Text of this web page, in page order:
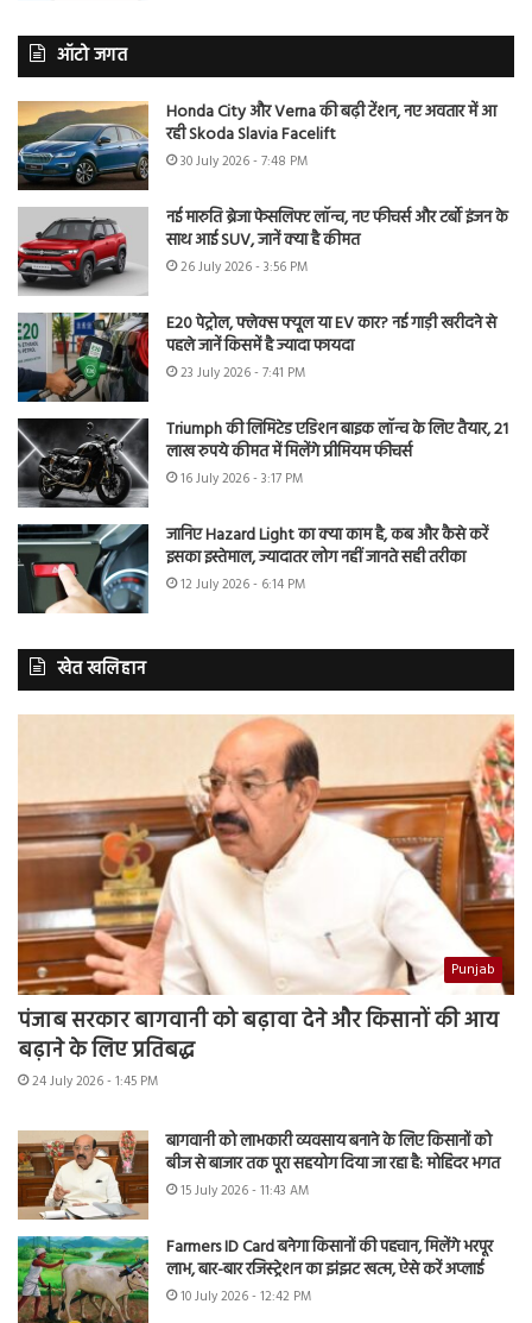
ऑटो जगत
Honda City और Verna की बढ़ी टेंशन, नए अवतार में आ
रही Skoda Slavia Facelift
30 July 2026 - 7:48 PM
नई मारुति ब्रेजा फेसलिफ्ट लॉन्च, नए फीचर्स और टर्बो इंजन के
साथ आई SUV, जानें क्या है कीमत
26 July 2026 - 3:56 PM
E20 पेट्रोल, फ्लेक्स फ्यूल या EV कार? नई गाड़ी खरीदने से
पहले जानें किसमें है ज्यादा फायदा
23 July 2026 - 7:41 PM
Triumph की लिमिटेड एडिशन बाइक लॉन्च के लिए तैयार, 21
लाख रुपये कीमत में मिलेंगे प्रीमियम फीचर्स
16 July 2026 - 3:17 PM
जानिए Hazard Light का क्या काम है, कब और कैसे करें
इसका इस्तेमाल, ज्यादातर लोग नहीं जानते सही तरीका
12 July 2026 - 6:14 PM
खेत खलिहान
Punjab
पंजाब सरकार बागवानी को बढ़ावा देने और किसानों की आय
बढ़ाने के लिए प्रतिबद्ध
24 July 2026 - 1:45 PM
बागवानी को लाभकारी व्यवसाय बनाने के लिए किसानों को
बीज से बाजार तक पूरा सहयोग दिया जा रहा है: मोहिंदर भगत
15 July 2026 - 11:43 AM
Farmers ID Card बनेगा किसानों की पहचान, मिलेंगे भरपूर
लाभ, बार-बार रजिस्ट्रेशन का झंझट खत्म, ऐसे करें अप्लाई
10 July 2026 - 12:42 PM